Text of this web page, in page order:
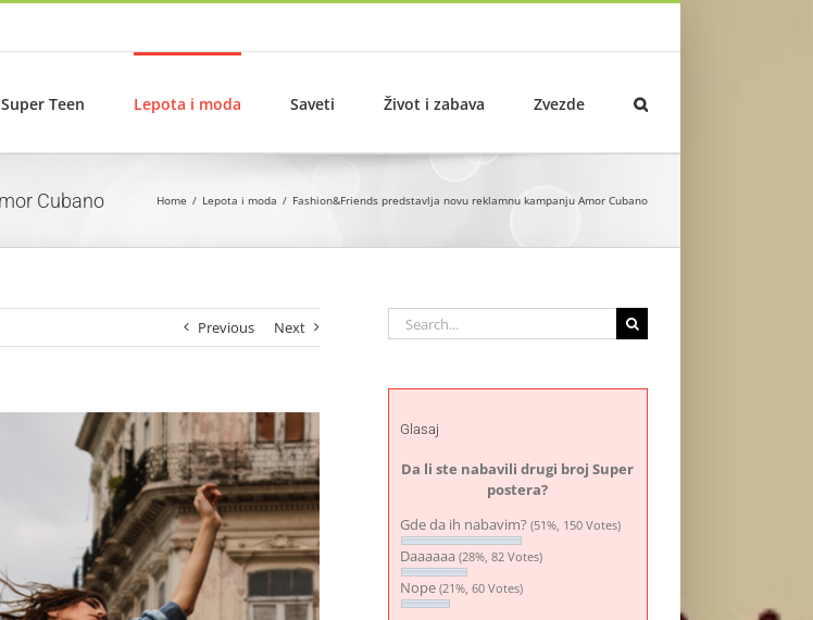
Super Teen Lepota i moda Saveti Život i zabava Zvezde
Cubano Home Lepota i moda Fashion&Friends predstavlja novu reklamnu kampanju Amor Cubano
Previous Next
Search
for:
Glasaj
Da li ste nabavili drugi broj Super
postera?
Gde da ih nabavim? (51%, 150 Votes)
Daaaaaa (28%, 82 Votes)
Nope (21%, 60 Votes)